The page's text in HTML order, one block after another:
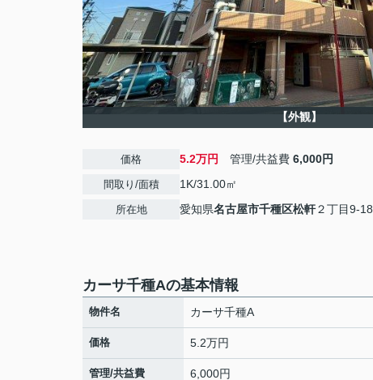
【外観】
価格 5.2万円 管理/共益費 6,000円
間取り/面積 1K/31.00㎡
所在地 愛知県名古屋市千種区松軒２丁目9-18
カーサ千種Aの基本情報
物件名 カーサ千種A
価格 5.2万円
管理/共益費 6,000円